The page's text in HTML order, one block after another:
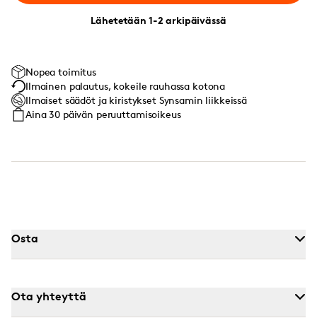
Lähetetään 1-2 arkipäivässä
Nopea toimitus
Ilmainen palautus, kokeile rauhassa kotona
Ilmaiset säädöt ja kiristykset Synsamin liikkeissä
Aina 30 päivän peruuttamisoikeus
Osta
Ota yhteyttä